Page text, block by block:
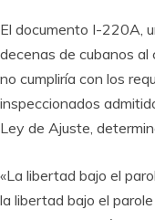
El documento I-220A,
decenas de cubanos al
no cumpliría con los
inspeccionados
Ley de Ajuste,
«La libertad bajo el
la libertad bajo el